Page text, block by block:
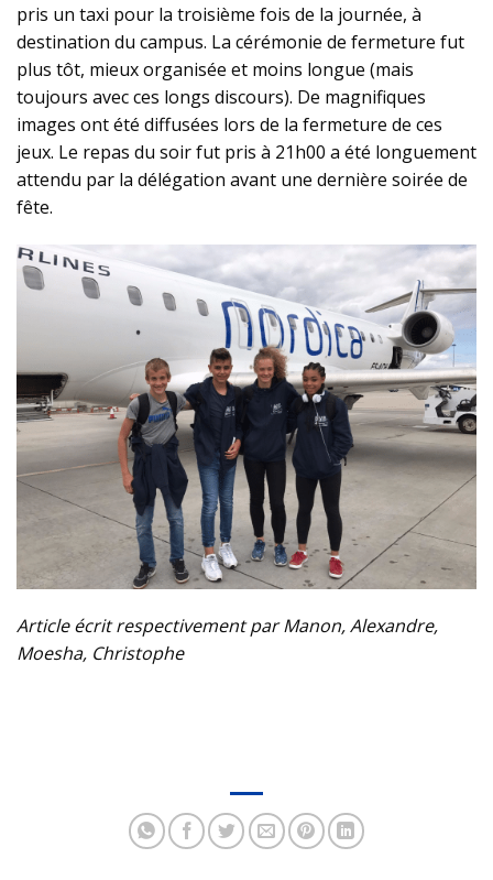
pris un taxi pour la troisième fois de la journée, à
destination du campus. La cérémonie de fermeture fut
plus tôt, mieux organisée et moins longue (mais
toujours avec ces longs discours). De magnifiques
images ont été diffusées lors de la fermeture de ces
jeux. Le repas du soir fut pris à 21h00 a été longuement
attendu par la délégation avant une dernière soirée de
fête.
Article écrit respectivement par Manon, Alexandre,
Moesha, Christophe